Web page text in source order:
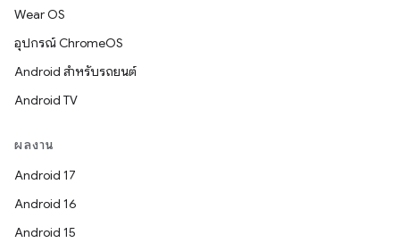
Wear OS
อุปกรณ์ ChromeOS
Android สำหรับรถยนต์
Android TV
ผลงาน
Android 17
Android 16
Android 15